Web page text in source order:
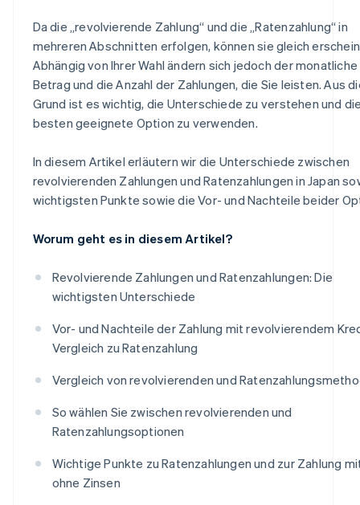
Da die „revolvierende Zahlung“ und die „Ratenzahlung“ in
mehreren Abschnitten erfolgen, können sie gleich
Abhängig von Ihrer Wahl ändern sich jedoch der monatliche
Betrag und die Anzahl der Zahlungen, die Sie leisten. Aus
Grund ist es wichtig, die Unterschiede zu verstehen und
besten geeignete Option zu verwenden.
In diesem Artikel erläutern wir die Unterschiede zwischen
revolvierenden Zahlungen und Ratenzahlungen in Japan
wichtigsten Punkte sowie die Vor- und Nachteile beider
Worum geht es in diesem Artikel?
Revolvierende Zahlungen und Ratenzahlungen: Die
wichtigsten Unterschiede
Vor- und Nachteile der Zahlung mit revolvierendem
Vergleich zu Ratenzahlung
Vergleich von revolvierenden und
So wählen Sie zwischen revolvierenden und
Ratenzahlungsoptionen
Wichtige Punkte zu Ratenzahlungen und zur Zahlung
ohne Zinsen